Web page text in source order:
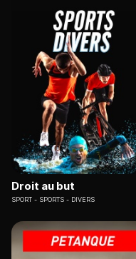
Droit au but
SPORT SPORTS - DIVERS